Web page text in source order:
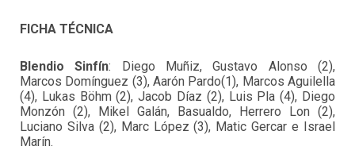
FICHA TÉCNICA
Blendio Sinfín: Diego Muñiz, Gustavo Alonso (2),
Marcos Domínguez (3), Aarón Pardo(1), Marcos Aguilella
(4), Lukas Böhm (2), Jacob Díaz (2), Luis Pla (4), Diego
Monzón (2), Mikel Galán, Basualdo, Herrero Lon (2),
Luciano Silva (2), Marc López (3), Matic Gercar e Israel
Marín.